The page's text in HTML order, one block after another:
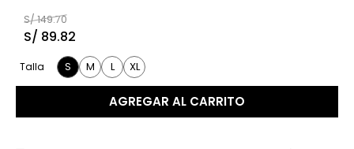
S/149.70
S/ 89.82
Talla S M L XL
AGREGAR AL CARRITO